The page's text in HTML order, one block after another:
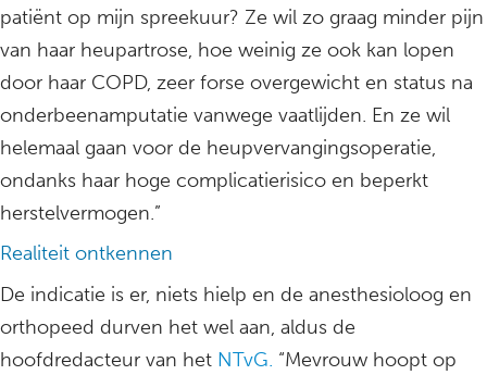
patiënt op mijn spreekuur? Ze wil zo graag minder pijn
van haar heupartrose, hoe weinig ze ook kan lopen
door haar COPD, zeer forse overgewicht en status na
onderbeenamputatie vanwege vaatlijden. En ze wil
helemaal gaan voor de heupvervangingsoperatie,
ondanks haar hoge complicatierisico en beperkt
herstelvermogen.”
Realiteit ontkennen
De indicatie is er, niets hielp en de anesthesioloog en
orthopeed durven het wel aan, aldus de
hoofdredacteur van het NTvG. “Mevrouw hoopt op